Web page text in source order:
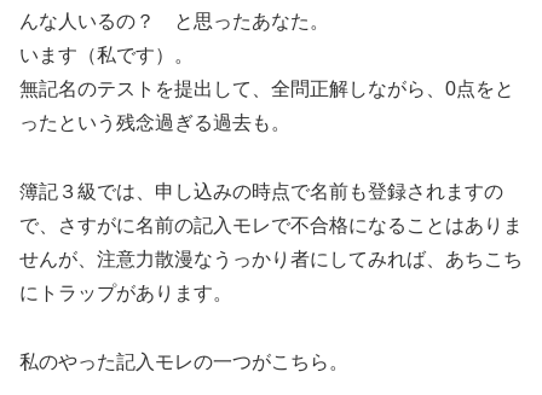
んな人いるの？ と思ったあなた。
います（私です）。
無記名のテストを提出して、全問正解しながら、0点をと
ったという残念過ぎる過去も。
簿記３級では、申し込みの時点で名前も登録されますの
で、さすがに名前の記入モレで不合格になることはありま
せんが、注意力散漫なうっかり者にしてみれば、あちこち
にトラップがあります。
私のやった記入モレの一つがこちら。